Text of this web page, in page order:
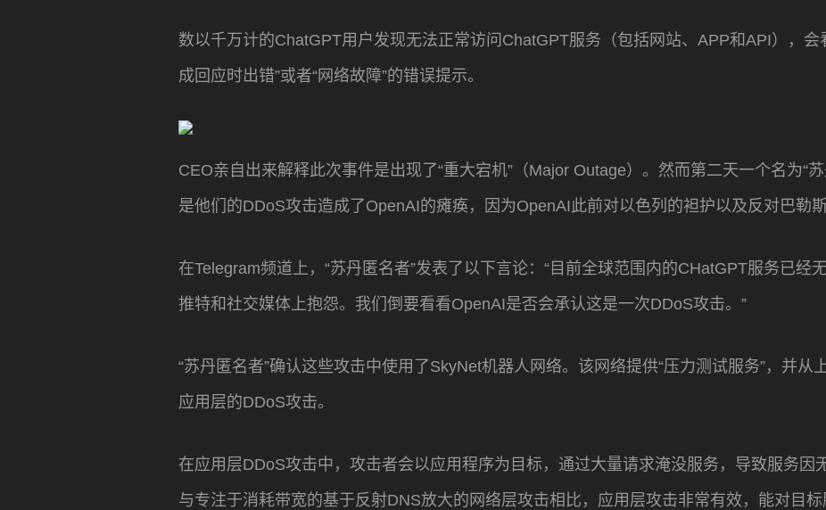
数以千万计的ChatGPT用户发现无法正常访问ChatGPT服务（包括网站、APP和API），会
成回应时出错”或者“网络故障”的错误提示。
CEO亲自出来解释此次事件是出现了“重大宕机”（Major Outage）。然而第二天一个名为“
是他们的DDoS攻击造成了OpenAI的瘫痪，因为OpenAI此前对以色列的袒护以及反对巴勒斯
在Telegram频道上，“苏丹匿名者”发表了以下言论：“目前全球范围内的CHatGPT服务已经
推特和社交媒体上抱怨。我们倒要看看OpenAI是否会承认这是一次DDoS攻击。”
“苏丹匿名者”确认这些攻击中使用了SkyNet机器人网络。该网络提供“压力测试服务”，并从
应用层的DDoS攻击。
在应用层DDoS攻击中，攻击者会以应用程序为目标，通过大量请求淹没服务，导致服务因
与专注于消耗带宽的基于反射DNS放大的网络层攻击相比，应用层攻击非常有效，能对目